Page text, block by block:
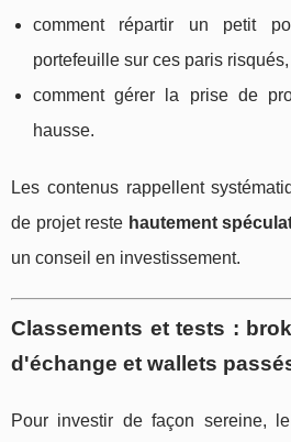
comment répartir un petit
portefeuille sur ces paris risqués,
comment gérer la prise de
hausse.
Les contenus rappellent
de projet reste hautement
un conseil en investissement.
Classements et tests :
d'échange et wallets
Pour investir de façon sereine,